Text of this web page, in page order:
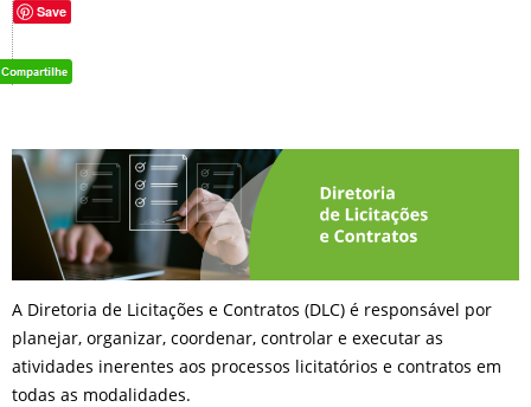
Save
A Diretoria de Licitações e Contratos (DLC) é responsável por
planejar, organizar, coordenar, controlar e executar as
atividades inerentes aos processos licitatórios e contratos em
todas as modalidades.